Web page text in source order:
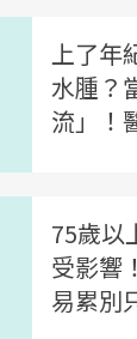
上了年
水腫？
流」！
75歲以
受影響
易累別